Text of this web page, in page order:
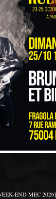
END MEC 2026]